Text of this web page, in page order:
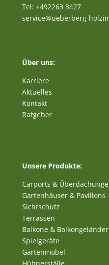
Tel: +492263 3427
service@ueberberg-
Über uns:
Karriere
Aktuelles
Kontakt
Ratgeber
Unsere Produkte:
Carports &
Gartenhäuser & Pavillons
Sichtschutz
Terrassen
Balkone & Balkongeländer
Spielgeräte
Gartenmöbel
Hühnerställe